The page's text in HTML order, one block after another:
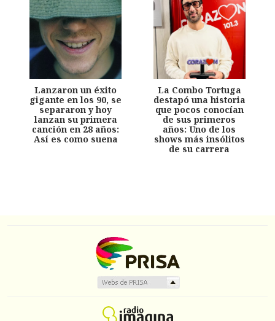
Lanzaron un éxito
gigante en los 90, se
separaron y hoy
lanzan su primera
canción en 28 años:
Así es como suena
La Combo Tortuga
destapó una historia
que pocos conocían
de sus primeros
años: Uno de los
shows más insólitos
de su carrera